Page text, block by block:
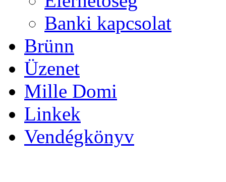
Banki kapcsolat
Brünn
Üzenet
Mille Domi
Linkek
Vendégkönyv